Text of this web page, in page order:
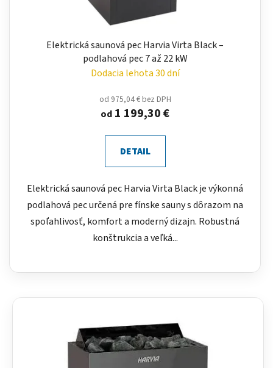
Elektrická saunová pec Harvia Virta Black –
podlahová pec 7 až 22 kW
Dodacia lehota 30 dní
od 975,04 € bez DPH
od 1 199,30 €
DETAIL
Elektrická saunová pec Harvia Virta Black je výkonná
podlahová pec určená pre fínske sauny s dôrazom na
spoľahlivosť, komfort a moderný dizajn. Robustná
konštrukcia a veľká...